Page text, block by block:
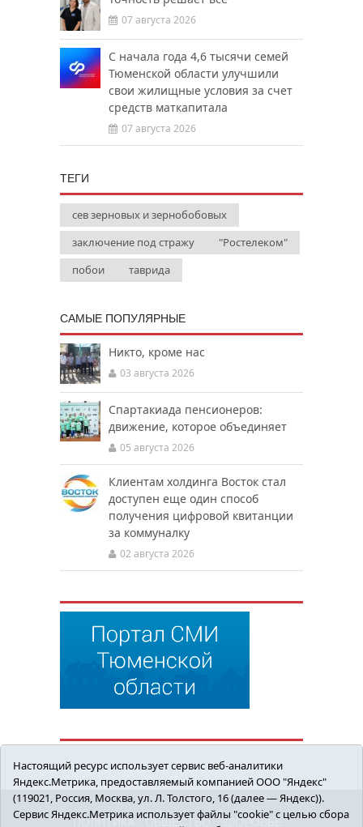
07 августа 2026
С начала года 4,6 тысячи семей
Тюменской области улучшили
свои жилищные условия за счет
средств маткапитала
07 августа 2026
ТЕГИ
сев зерновых и зернобобовых
заключение под стражу
"Ростелеком"
побои
таврида
САМЫЕ ПОПУЛЯРНЫЕ
Никто, кроме нас
03 августа 2026
Спартакиада пенсионеров:
движение, которое объединяет
05 августа 2026
Клиентам холдинга Восток стал
доступен еще один способ
получения цифровой квитанции
за коммуналку
02 августа 2026
ПОЛИТИКА ОБЩЕСТВО ЗДОРОВЬЕ
Настоящий ресурс использует сервис веб-аналитики
Яндекс.Метрика, предоставляемый компанией ООО "Яндекс"
(119021, Россия, Москва, ул. Л. Толстого, 16 (далее — Яндекс)).
Сервис Яндекс.Метрика использует файлы "cookie" с целью сбора